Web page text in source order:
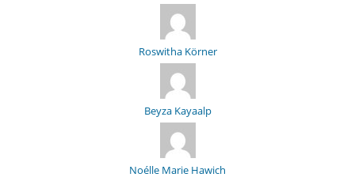
Roswitha Körner
Beyza Kayaalp
Noélle Marie Hawich